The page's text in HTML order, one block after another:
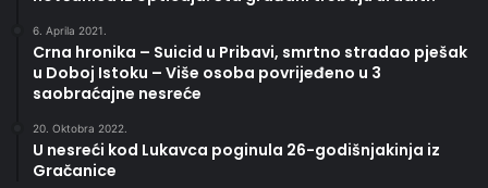
6. Aprila 2021.
Crna hronika – Suicid u Pribavi, smrtno stradao pješak
u Doboj Istoku – Više osoba povrijeđeno u 3
saobraćajne nesreće
20. Oktobra 2022.
U nesreći kod Lukavca poginula 26-godišnjakinja iz
Gračanice